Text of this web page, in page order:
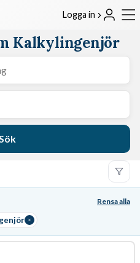
Logga in
Kalkylingenjör
Rensa alla